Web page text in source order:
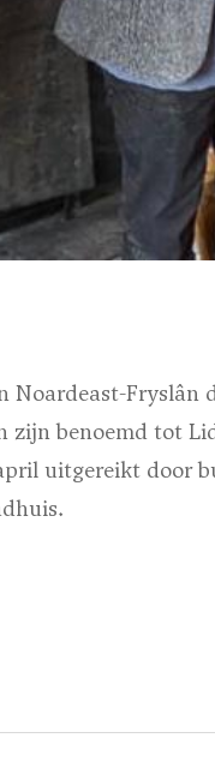
Noardeast-Fryslân
benoemd tot
uitgereikt door